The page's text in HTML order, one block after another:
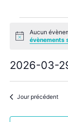
Notice
Aucun
évènements
2026-03-
une
date.Jour précédent